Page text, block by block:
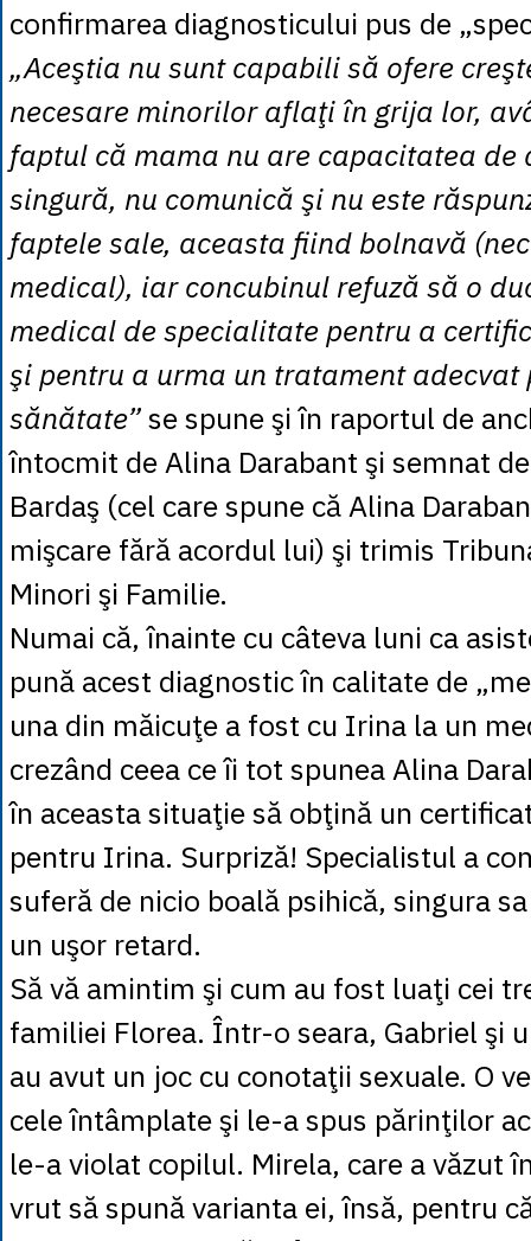
confirmarea diagnosticului pus de
„Aceştia nu sunt capabili să ofere
necesare minorilor aflaţi în grija lor,
faptul că mama nu are capacitatea de
singură, nu comunică şi nu este
faptele sale, aceasta fiind bolnavă
medical), iar concubinul refuză să o
medical de specialitate pentru a
şi pentru a urma un tratament adecvat
sănătate”se spune şi în raportul de
întocmit de Alina Darabant şi semnat
Bardaş (cel care spune că Alina
mişcare fără acordul lui) şi trimis
Minori şi Familie.
Numai că, înainte cu câteva luni ca
pună acest diagnostic în calitate de
una din măicuţe a fost cu Irina la un
crezând ceea ce îi tot spunea Alina
în aceasta situaţie să obţină un
pentru Irina. Surpriză! Specialistul a
suferă de nicio boală psihică, singura
un uşor retard.
Să vă amintim şi cum au fost luaţi cei
familiei Florea. Într-o seara, Gabriel şi
au avut un joc cu conotaţii sexuale. O
cele întâmplate şi le-a spus părinţilor
le-a violat copilul. Mirela, care a văzut
vrut să spună varianta ei, însă, pentru